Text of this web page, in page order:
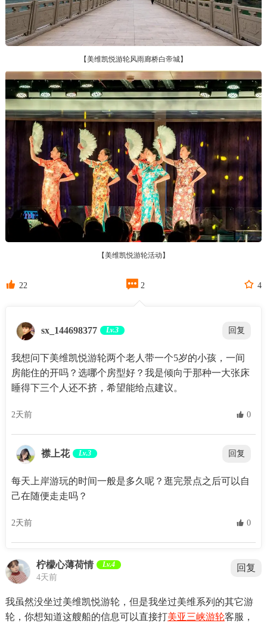
【美维凯悦游轮风雨廊桥白帝城】
【美维凯悦游轮活动】
 22  2  4
sx_144698377 Lv.3 回复
我想问下美维凯悦游轮两个老人带一个5岁的小孩，一间
房能住的开吗？选哪个房型好？我是倾向于那种一大张床
睡得下三个人还不挤，希望能给点建议。
2天前  0
襟上花 Lv.3 回复
每天上岸游玩的时间一般是多久呢？逛完景点之后可以自
己在随便走走吗？
2天前  0
柠檬心薄荷情 Lv.4
4天前
回复
我虽然没坐过美维凯悦游轮，但是我坐过美维系列的其它游
轮，你想知道这艘船的信息可以直接打美亚三峡游轮客服，